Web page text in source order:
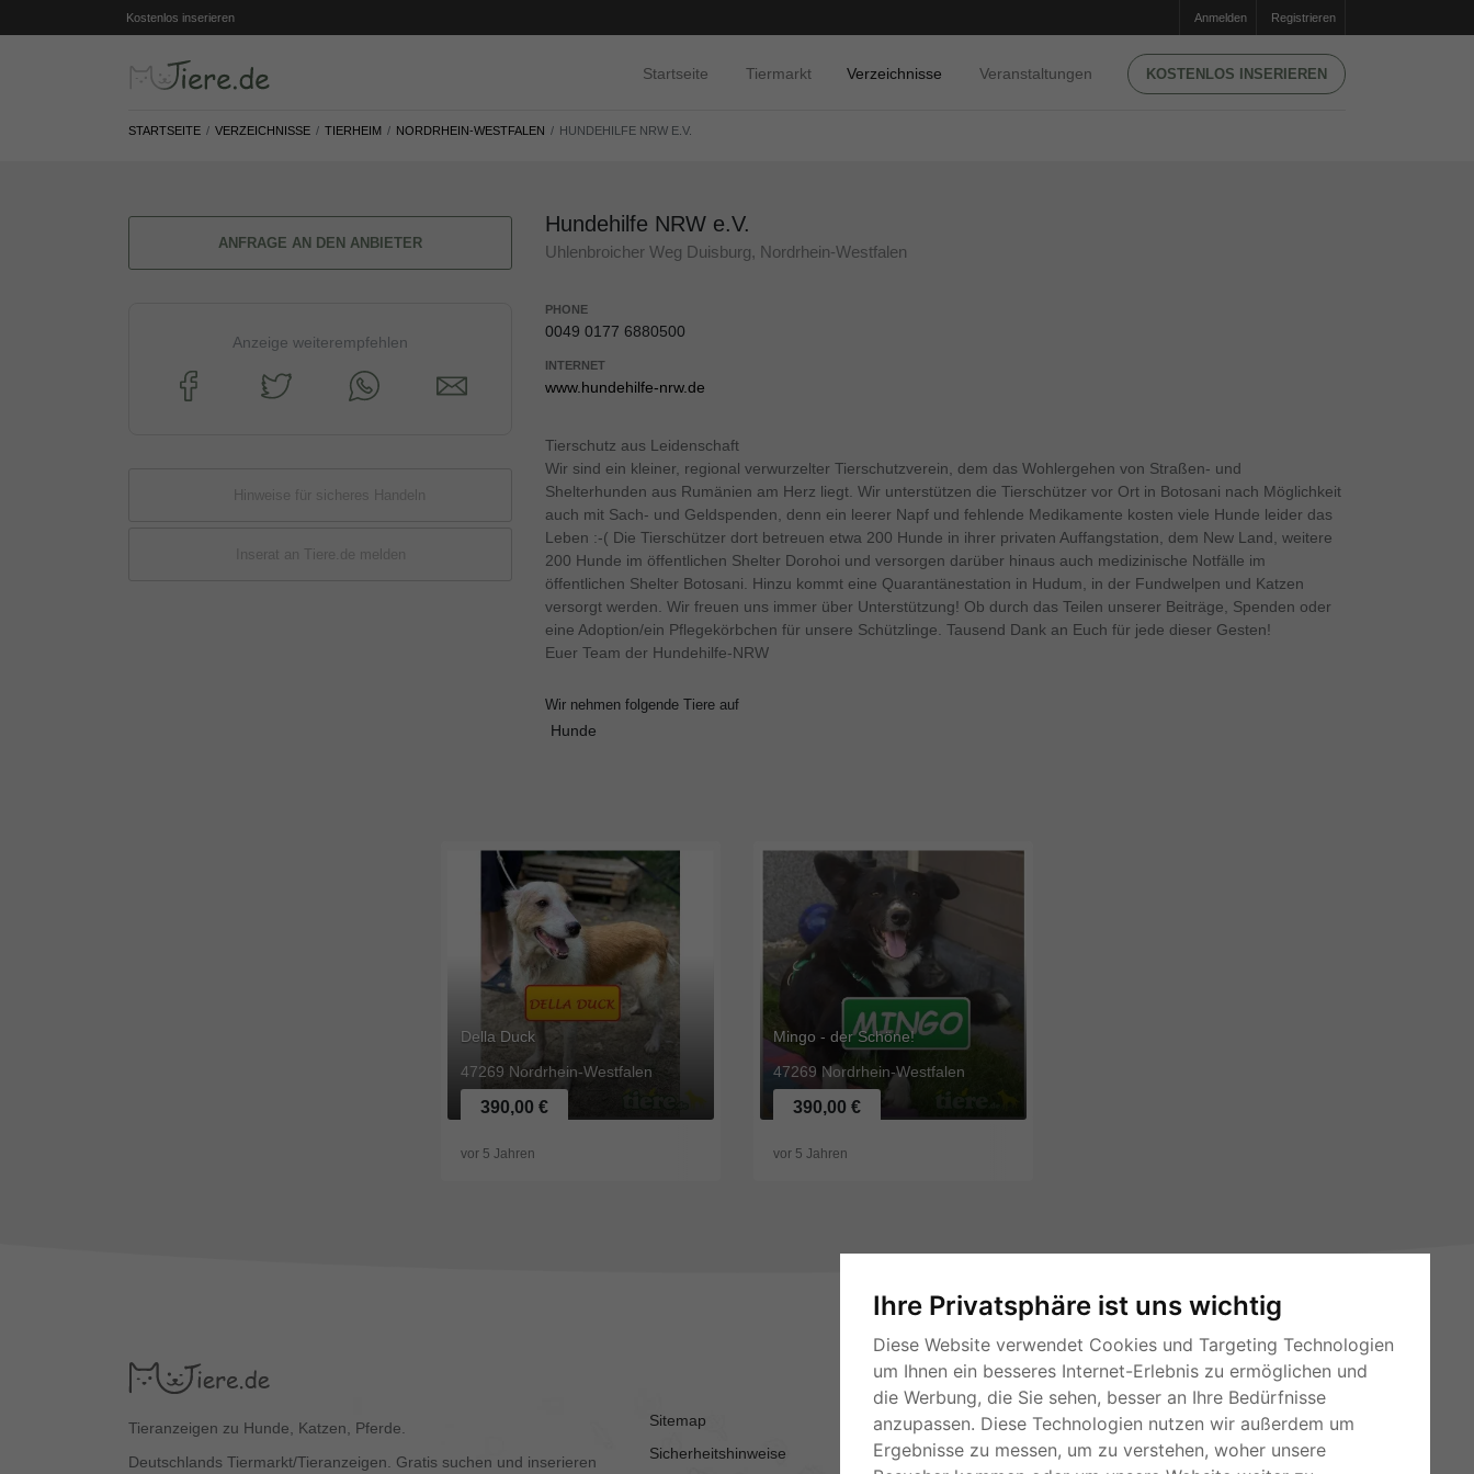
Ihre Privatsphäre ist uns wichtig
Diese Website verwendet Cookies und Targeting Technologien
um Ihnen ein besseres Internet-Erlebnis zu ermöglichen und
die Werbung, die Sie sehen, besser an Ihre Bedürfnisse
anzupassen. Diese Technologien nutzen wir außerdem um
Ergebnisse zu messen, um zu verstehen, woher unsere
Kostenlos inserieren Anmelden Registrieren
Startseite Tiermarkt Verzeichnisse Veranstaltungen KOSTENLOS INSERIEREN
STARTSEITE VERZEICHNISSE TIERHEIM NORDRHEIN-WESTFALEN HUNDEHILFE NRW E.V.
ANFRAGE AN DEN ANBIETER
Anzeige weiterempfehlen
Hinweise für sicheres Handeln
Inserat an Tiere.de melden
Hundehilfe NRW e.V.
Uhlenbroicher Weg Duisburg, Nordrhein-Westfalen
PHONE
0049 0177 6880500
INTERNET
www.hundehilfe-nrw.de
Tierschutz aus Leidenschaft
Wir sind ein kleiner, regional verwurzelter Tierschutzverein, dem das Wohlergehen von Straßen- und
Shelterhunden aus Rumänien am Herz liegt. Wir unterstützen die Tierschützer vor Ort in Botosani nach Möglichkeit
auch mit Sach- und Geldspenden, denn ein leerer Napf und fehlende Medikamente kosten viele Hunde leider das
Leben :-( Die Tierschützer dort betreuen etwa 200 Hunde in ihrer privaten Auffangstation, dem New Land, weitere
200 Hunde im öffentlichen Shelter Dorohoi und versorgen darüber hinaus auch medizinische Notfälle im
öffentlichen Shelter Botosani. Hinzu kommt eine Quarantänestation in Hudum, in der Fundwelpen und Katzen
versorgt werden. Wir freuen uns immer über Unterstützung! Ob durch das Teilen unserer Beiträge, Spenden oder
eine Adoption/ein Pflegekörbchen für unsere Schützlinge. Tausend Dank an Euch für jede dieser Gesten!
Euer Team der Hundehilfe-NRW
Wir nehmen folgende Tiere auf
Hunde
Della Duck
47269 Nordrhein-Westfalen
390,00 €
vor 5 Jahren
Mingo - der Schöne!
47269 Nordrhein-Westfalen
390,00 €
vor5 Jahren
Tieranzeigen zu Hunde, Katzen, Pferde.
Deutschlands Tiermarkt/Tieranzeigen. Gratis suchen und inserieren
Sitemap
Sicherheitshinweise
AGB
Kontakt
RSS-Feeds
Für Webmaster